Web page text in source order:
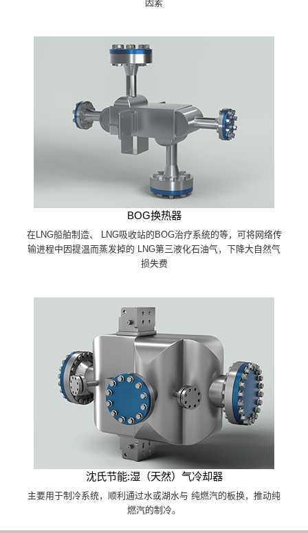
因素
BOG换热器
在LNG船舶制造、 LNG吸收站的BOG治疗系统的等，可将网络传
输进程中因提温而蒸发掉的 LNG第三液化石油气，下降大自然气
损失费
沈氏节能:湿（天然）气冷却器
主要用于制冷系统，顺利通过水或湖水与 纯燃汽的板换，推动纯
燃汽的制冷。